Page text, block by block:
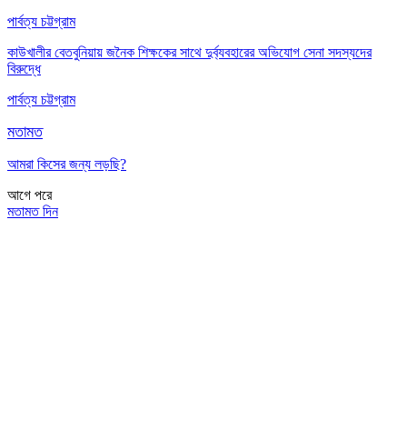
পার্বত্য চট্টগ্রাম
কাউখালীর বেতবুনিয়ায় জনৈক শিক্ষকের সাথে দুর্ব্যবহারের অভিযোগ সেনা সদস্যদের
বিরুদ্ধে
পার্বত্য চট্টগ্রাম
মতামত
আমরা কিসের জন্য লড়ছি?
আগে পরে
মতামত দিন